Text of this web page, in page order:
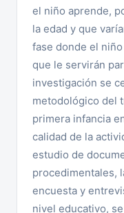
el niño aprende,
la edad y que
fase donde el
que le servirán
investigación se
metodológico del
primera infancia
calidad de la
estudio de
procedimentales,
encuesta y
nivel educativo,